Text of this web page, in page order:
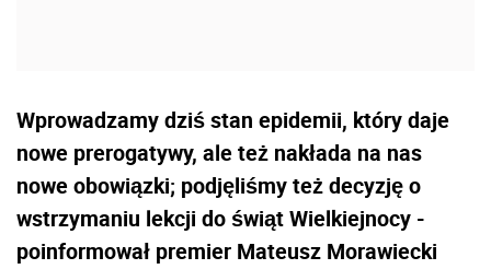
Wprowadzamy dziś stan epidemii, który daje
nowe prerogatywy, ale też nakłada na nas
nowe obowiązki; podjęliśmy też decyzję o
wstrzymaniu lekcji do świąt Wielkiejnocy -
poinformował premier Mateusz Morawiecki